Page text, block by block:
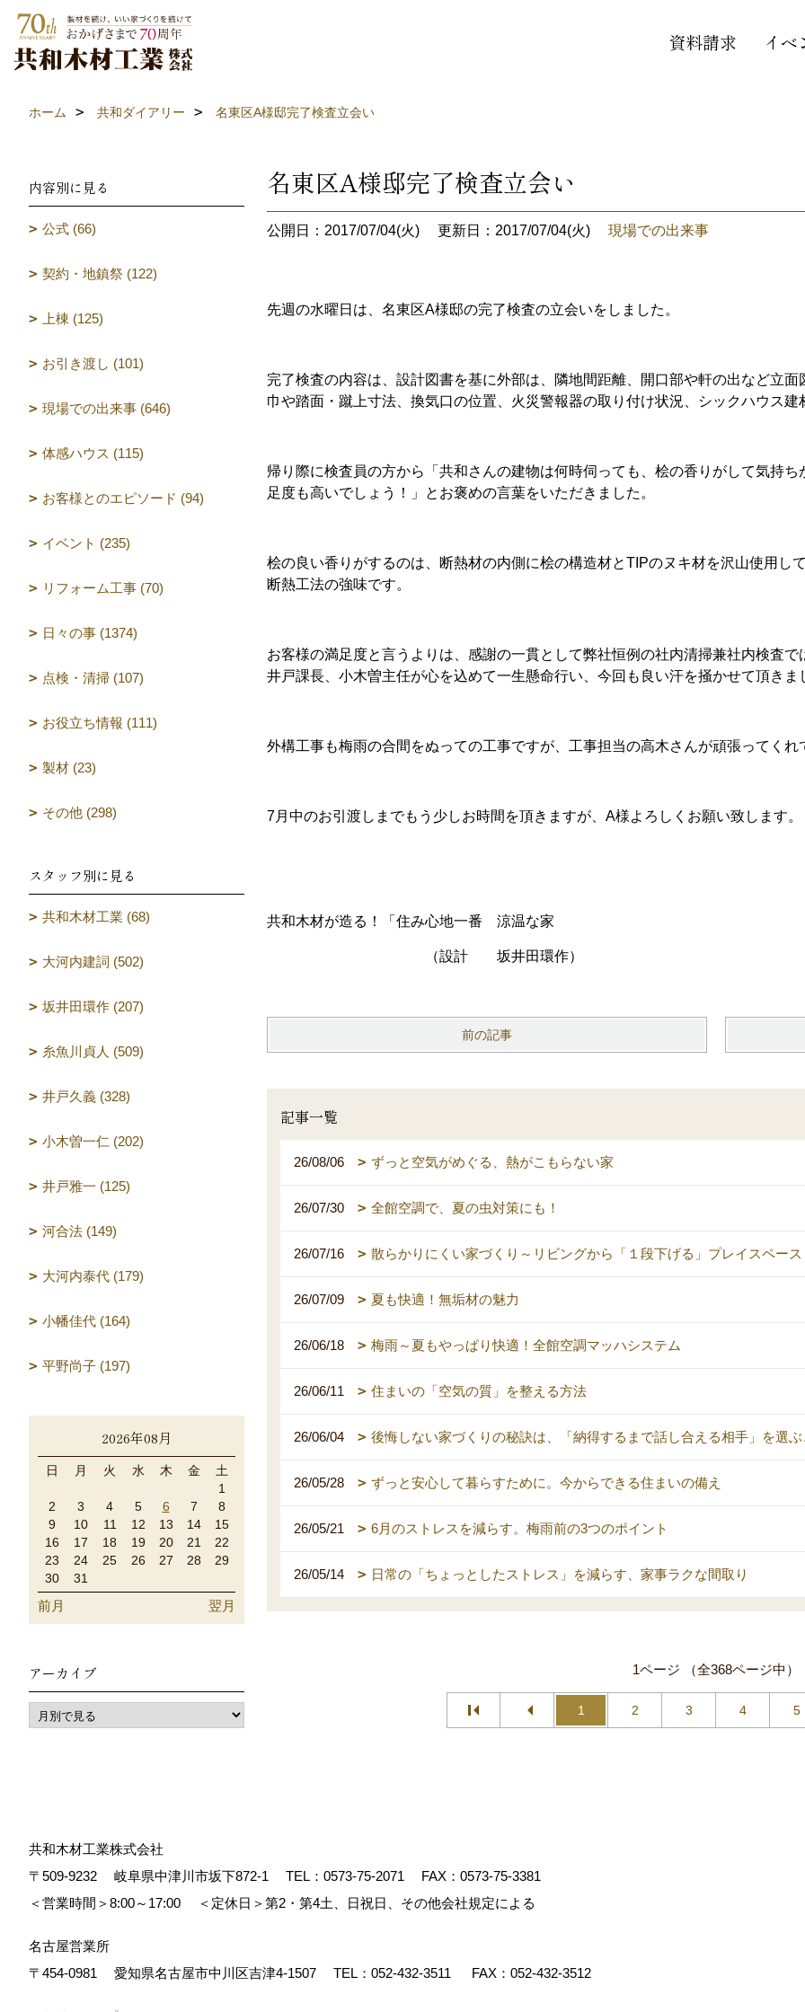
資料請求 イベ
ホーム 共和ダイアリー 名東区A様邸完了検査立会い
名東区A様邸完了検査立会い
公開日：2017/07/04(火) 更新日：2017/07/04(火) 現場での出来事
先週の水曜日は、名東区A様邸の完了検査の立会いをしました。
完了検査の内容は、設計図書を基に外部は、隣地間距離、開口部や軒の出など立
巾や踏面・蹴上寸法、換気口の位置、火災警報器の取り付け状況、シックハウス
帰り際に検査員の方から「共和さんの建物は何時伺っても、桧の香りがして気持
足度も高いでしょう！」とお褒めの言葉をいただきました。
桧の良い香りがするのは、断熱材の内側に桧の構造材とTIPのヌキ材を沢山使用し
断熱工法の強味です。
お客様の満足度と言うよりは、感謝の一貫として弊社恒例の社内清掃兼社内検査
井戸課長、小木曽主任が心を込めて一生懸命行い、今回も良い汗を掻かせて頂き
外構工事も梅雨の合間をぬっての工事ですが、工事担当の高木さんが頑張ってく
7月中のお引渡しまでもう少しお時間を頂きますが、A様よろしくお願い致します。
共和木材が造る！「住み心地一番 涼温な家
（設計 坂井田環作）
前の記事
記事一覧
26/08/06 ずっと空気がめぐる、熱がこもらない家
26/07/30 全館空調で、夏の虫対策にも！
26/07/16 散らかりにくい家づくり～リビングから「１段下げる」プレイスペース
26/07/09 夏も快適！無垢材の魅力
26/06/18 梅雨～夏もやっぱり快適！全館空調マッハシステム
26/06/11 住まいの「空気の質」を整える方法
26/06/04 後悔しない家づくりの秘訣は、「納得するまで話し合える相手」を選
26/05/28 ずっと安心して暮らすために。今からできる住まいの備え
26/05/21 6月のストレスを減らす。梅雨前の3つのポイント
26/05/14 日常の「ちょっとしたストレス」を減らす、家事ラクな間取り
1ページ （全368ページ中）
1 2 3 4 5
内容別に見る
公式 (66)
契約・地鎮祭 (122)
上棟 (125)
お引き渡し (101)
現場での出来事 (646)
体感ハウス (115)
お客様とのエピソード (94)
イベント (235)
リフォーム工事 (70)
日々の事 (1374)
点検・清掃 (107)
お役立ち情報 (111)
製材 (23)
その他 (298)
スタッフ別に見る
共和木材工業 (68)
大河内建詞 (502)
坂井田環作 (207)
糸魚川貞人 (509)
井戸久義 (328)
小木曽一仁 (202)
井戸雅一 (125)
河合法 (149)
大河内泰代 (179)
小幡佳代 (164)
平野尚子 (197)
2026年08月
日 月 火 水 木 金
土
1
2
3 4 5 6 7
8
9
10 11 12 13 14
15
16
17 18 19 20 21
22
23
24 25 26 27 28
29
30
31
前月 翌月
アーカイブ
共和木材工業株式会社
〒509-9232
岐阜県中津川市坂下872‐1 TEL： 0573-75-2071
FAX：0573-75-3381
＜営業時間＞8:00～17:00
＜定休日＞第2・第4土、日祝日、その他会社規定による
名古屋営業所
〒454-0981
愛知県名古屋市中川区吉津4-1507 TEL： 052-432-3511 FAX：052-432-3512